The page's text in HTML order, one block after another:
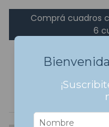
Comprá cuadros
6